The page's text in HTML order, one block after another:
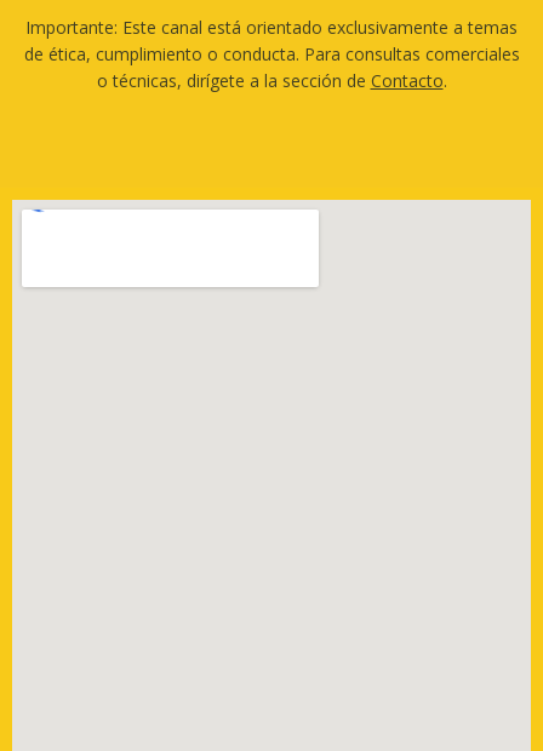
Importante: Este canal está orientado exclusivamente a temas
de ética, cumplimiento o conducta. Para consultas comerciales
o técnicas, dirígete a la sección de Contacto.